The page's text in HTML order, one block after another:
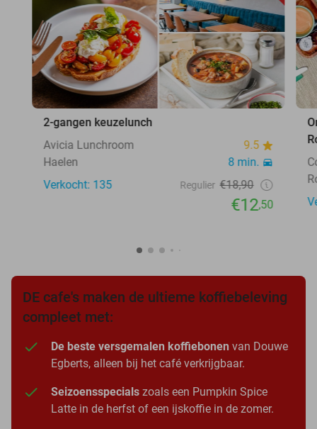
2-gangen keuzelunch
Avicia Lunchroom
9.5
Haelen
8 min.
Verkocht: 135
Regulier €18,90
€12,50
DE cafe's maken de ultieme koffiebeleving
compleet met:
De beste versgemalen koffiebonen van Douwe
Egberts, alleen bij het café verkrijgbaar.
Seizoensspecials zoals een Pumpkin Spice
Latte in de herfst of een ijskoffie in de zomer.